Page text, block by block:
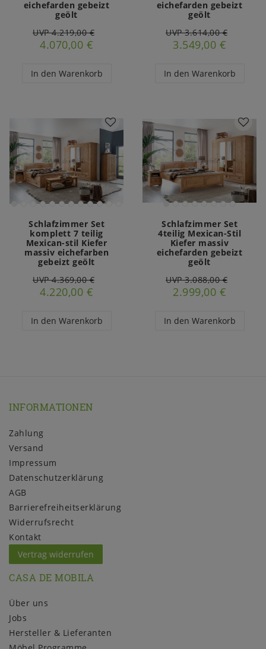
eichefarden gebeizt
geölt
UVP 4.219,00 €
4.070,00 €
In den Warenkorb
eichefarden gebeizt
geölt
UVP 3.614,00 €
3.549,00 €
In den Warenkorb
Schlafzimmer Set
komplett 7 teilig
Mexican-stil Kiefer
massiv eichefarben
gebeizt geölt
UVP 4.369,00 €
4.220,00 €
In den Warenkorb
Schlafzimmer Set
4teilig Mexican-Stil
Kiefer massiv
eichefarden gebeizt
geölt
UVP 3.088,00 €
2.999,00 €
In den Warenkorb
INFORMATIONEN
Zahlung
Versand
Impressum
Daten­schutz­erklärung
AGB
Barrierefreiheitserklärung
Widerrufs­recht
Kontakt
Vertrag widerrufen
CASA DE MOBILA
Über uns
Jobs
Hersteller & Lieferanten